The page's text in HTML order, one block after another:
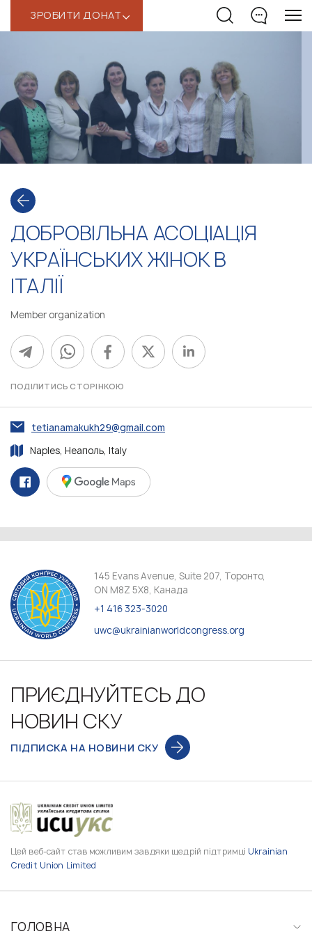
ЗРОБИТИ ДОНАТ‹
ДОБРОВІЛЬНА АСОЦІАЦІЯ
УКРАЇНСЬКИХ ЖІНОК В
ІТАЛІЇ
Member organization
ПОДІЛИТИСЬ СТОРІНКОЮ
tetianamakukh29@gmail.com
Naples, Неаполь, Italy
145 Evans Avenue, Suite 207, Торонто,
ON M8Z 5X8, Канада
+1 416 323-3020
uwc@ukrainianworldcongress.org
ПРИЄДНУЙТЕСЬ ДО
НОВИН СКУ
ПІДПИСКА НА НОВИНИ СКУ
Цей веб-сайт став можливим завдяки щедрій підтримці Ukrainian
Credit Union Limited
ГОЛОВНА